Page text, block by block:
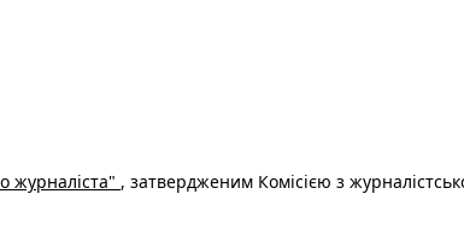
журналіста" , затвердженим Комісією з